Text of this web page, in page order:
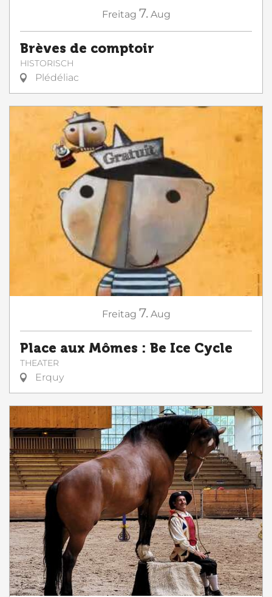
Freitag 7. Aug
Brèves de comptoir
HISTORISCH
Plédéliac
Freitag 7. Aug
Place aux Mômes : Be Ice Cycle
THEATER
Erquy